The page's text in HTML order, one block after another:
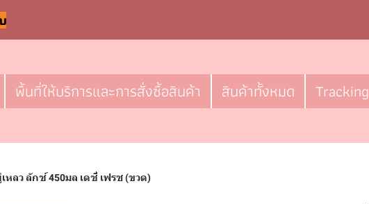
พื้นที่ให้บริการและการสั่งซื้อสินค้า สินค้าทั้งหมด Tracking
หลว ลักซ์ 450มล เดซี่ เฟรช (ขวด)